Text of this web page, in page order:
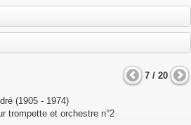
7 / 20
(1905 - 1974)
trompette et orchestre n°2